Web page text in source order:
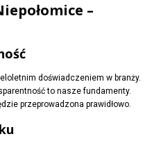
–
doświadczeniem w branży.
to nasze fundamenty.
przeprowadzona prawidłowo.